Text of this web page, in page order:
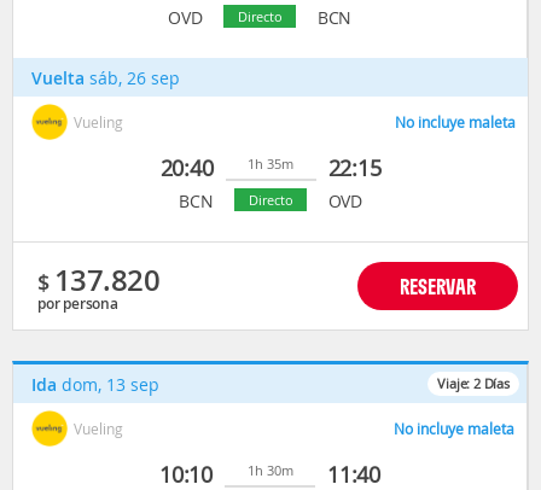
OVD
Directo
BCN
Vuelta sáb, 26 sep
Vueling No incluye maleta
20:40
BCN
1h 35m
Directo
22:15
OVD
$ 137.820
por persona
RESERVAR
Viaje: 2 Días
Ida dom, 13 sep
Vueling No incluye maleta
10:10
1h 30m
11:40